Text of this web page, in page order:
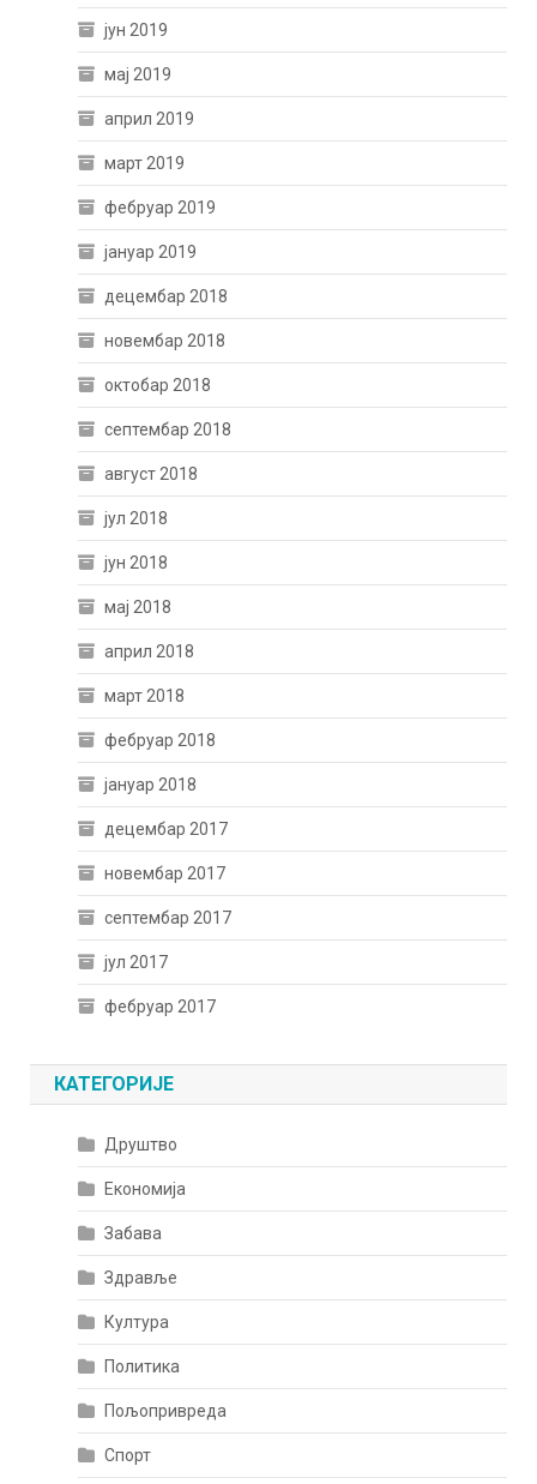
јун 2019
мај 2019
април 2019
март 2019
фебруар 2019
јануар 2019
децембар 2018
новембар 2018
октобар 2018
септембар 2018
август 2018
јул 2018
јун 2018
мај 2018
април 2018
март 2018
фебруар 2018
јануар 2018
децембар 2017
новембар 2017
септембар 2017
јул 2017
фебруар 2017
КАТЕГОРИЈЕ
Друштво
Економија
Забава
Здравље
Култура
Политика
Пољопривреда
Спорт